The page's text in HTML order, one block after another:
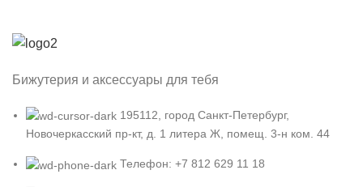
Бижутерия и аксессуары для тебя
195112, город Санкт-Петербург,
Новочеркасский пр-кт, д. 1 литера Ж, помещ. 3-н ком. 44
Телефон: +7 812 629 11 18